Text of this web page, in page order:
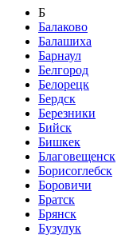
Б
Балаково
Балашиха
Барнаул
Белгород
Белорецк
Бердск
Березники
Бийск
Бишкек
Благовещенск
Борисоглебск
Боровичи
Братск
Брянск
Бузулук